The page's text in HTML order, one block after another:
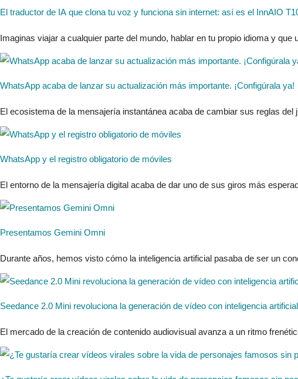
El traductor de IA que clona tu voz y funciona sin internet: así es el InnAIO
Imaginas viajar a cualquier parte del mundo, hablar en tu propio idioma y
WhatsApp acaba de lanzar su actualización más importante. ¡Configúrala ya!
El ecosistema de la mensajería instantánea acaba de cambiar sus reglas
WhatsApp y el registro obligatorio de móviles
El entorno de la mensajería digital acaba de dar uno de sus giros más
Presentamos Gemini Omni
Durante años, hemos visto cómo la inteligencia artificial pasaba de ser un
Seedance 2.0 Mini revoluciona la generación de vídeo con inteligencia
El mercado de la creación de contenido audiovisual avanza a un ritmo